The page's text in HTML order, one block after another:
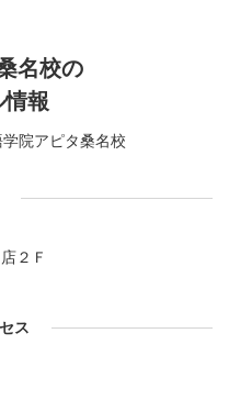
名校の
情報
２Ｆ
ス